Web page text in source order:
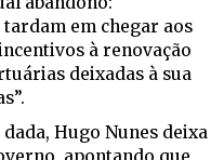
tardam em chegar aos
à renovação
deixadas à sua
Hugo Nunes deixa